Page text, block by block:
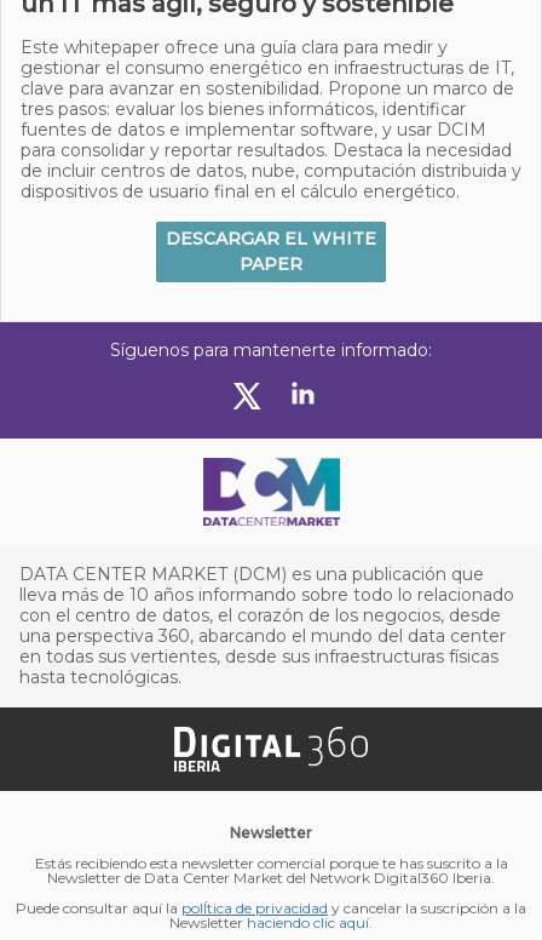
Este whitepaper ofrece una guía clara para medir y
gestionar el consumo energético en infraestructuras de IT,
clave para avanzar en sostenibilidad. Propone un marco de
tres pasos: evaluar los bienes informáticos, identificar
fuentes de datos e implementar software, y usar DCIM
para consolidar y reportar resultados. Destaca la necesidad
de incluir centros de datos, nube, computación distribuida y
dispositivos de usuario final en el cálculo energético.
DESCARGAR EL WHITE
PAPER
Síguenos para mantenerte informado:
DATA CENTER MARKET (DCM) es una publicación que
lleva más de 10 años informando sobre todo lo relacionado
con el centro de datos, el corazón de los negocios, desde
una perspectiva 360, abarcando el mundo del data center
en todas sus vertientes, desde sus infraestructuras físicas
hasta tecnológicas.
Newsletter
Estás recibiendo esta newsletter comercial porque te has suscrito a la
Newsletter de Data Center Market del Network Digital360 Iberia.
Puede consultar aquí la polÍtica de privacidad y cancelar la suscripción a la
Newsletter haciendo clic aquí.